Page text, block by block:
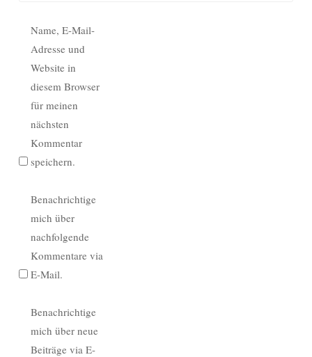
Name, E-Mail-
Adresse und
Website in
diesem Browser
für meinen
nächsten
Kommentar
speichern.
Benachrichtige
mich über
nachfolgende
Kommentare via
E-Mail.
Benachrichtige
mich über neue
Beiträge via E-